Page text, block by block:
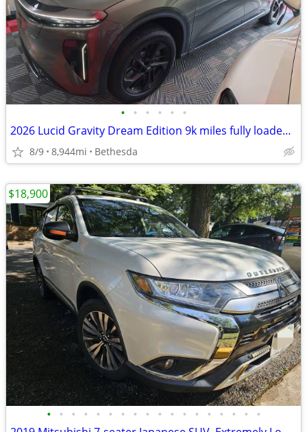
• • • • • •
2026 Lucid Gravity Dream Edition 9k miles fully loaded #10 of 450
8/9 8,944mi Bethesda
• • • • • • • • • • • • • • • • • •
$18,900